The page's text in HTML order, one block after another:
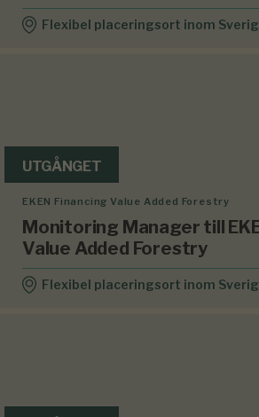
Flexibel placeringsort inom
UTGÅNGET
EKEN Financing Value Added Forestry
Monitoring Manager till
Value Added Forestry
Flexibel placeringsort inom